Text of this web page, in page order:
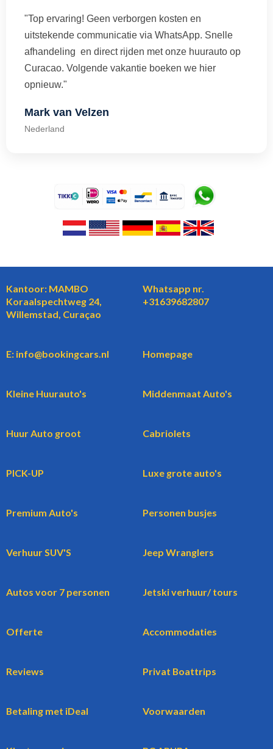
"Top ervaring! Geen verborgen kosten en
uitstekende communicatie via WhatsApp. Snelle
afhandeling en direct rijden met onze huurauto op
Curacao. Volgende vakantie boeken we hier
opnieuw."
Mark van Velzen
Nederland
Kantoor: MAMBO
Koraalspechtweg 24,
Willemstad, Curaçao
Whatsapp nr.
+31639682807
E: info@bookingcars.nl Homepage
Kleine Huurauto's Middenmaat Auto's
Huur Auto groot Cabriolets
PICK-UP Luxe grote auto's
Premium Auto's Personen busjes
Verhuur SUV'S Jeep Wranglers
Autos voor 7 personen Jetski verhuur/ tours
Offerte Accommodaties
Reviews Privat Boattrips
Betaling met iDeal Voorwaarden